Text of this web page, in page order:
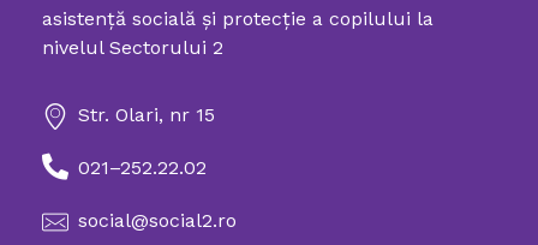
asistenţă socială şi protecţie a copilului la
nivelul Sectorului 2
Str. Olari, nr 15
021–252.22.02
social@social2.ro